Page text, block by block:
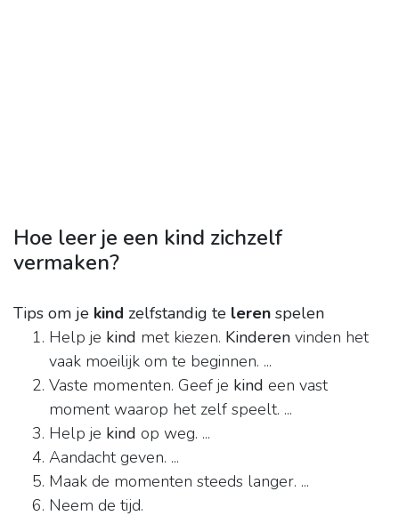
Hoe leer je een kind zichzelf
vermaken?
Tips om je kind zelfstandig te leren spelen
Help je kind met kiezen. Kinderen vinden het
vaak moeilijk om te beginnen. ...
Vaste momenten. Geef je kind een vast
moment waarop het zelf speelt. ...
Help je kind op weg. ...
Aandacht geven. ...
Maak de momenten steeds langer. ...
Neem de tijd.